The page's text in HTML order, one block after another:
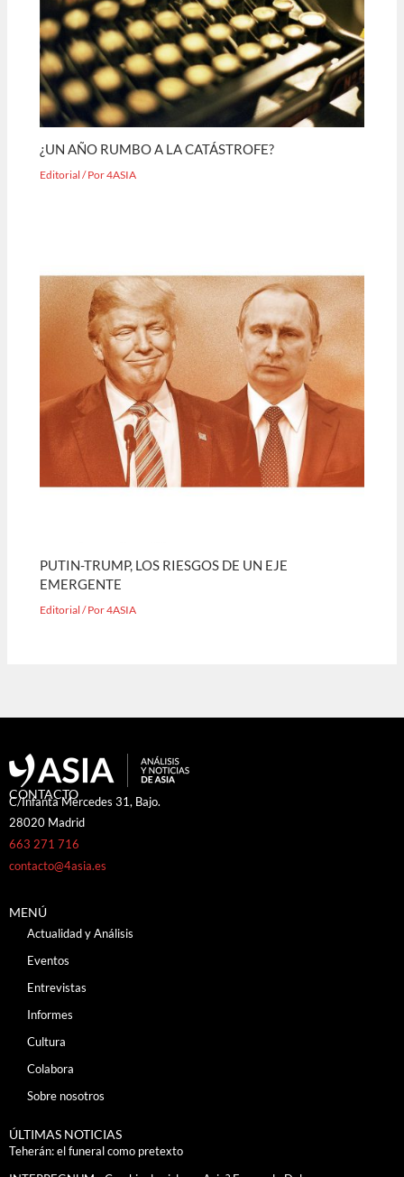
¿UN AÑO RUMBO A LA CATÁSTROFE?
Editorial / Por4ASIA
PUTIN-TRUMP, LOS RIESGOS DE UN EJE
EMERGENTE
Editorial / Por4ASIA
CONTACTO
C/Infanta Mercedes 31, Bajo.
28020 Madrid
663 271 716
contacto@4asia.es
MENÚ
Actualidad y Análisis
Eventos
Entrevistas
Informes
Cultura
Colabora
Sobre nosotros
ÚLTIMAS NOTICIAS
Teherán: el funeral como pretexto